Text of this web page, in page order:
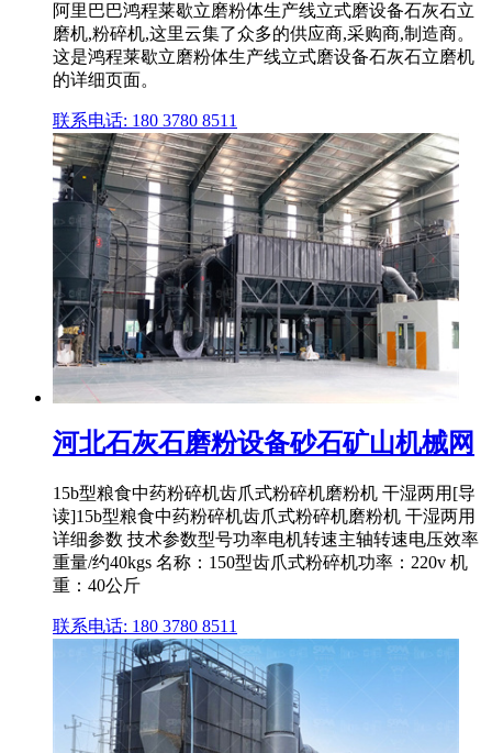
阿里巴巴鸿程莱歇立磨粉体生产线立式磨设备石灰石立
磨机,粉碎机,这里云集了众多的供应商,采购商,制造商。
这是鸿程莱歇立磨粉体生产线立式磨设备石灰石立磨机
的详细页面。
联系电话: 180 3780 8511
河北石灰石磨粉设备砂石矿山机械网
15b型粮食中药粉碎机齿爪式粉碎机磨粉机 干湿两用[导
读]15b型粮食中药粉碎机齿爪式粉碎机磨粉机 干湿两用
详细参数 技术参数型号功率电机转速主轴转速电压效率
重量/约40kgs 名称：150型齿爪式粉碎机功率：220v 机
重：40公斤
联系电话: 180 3780 8511